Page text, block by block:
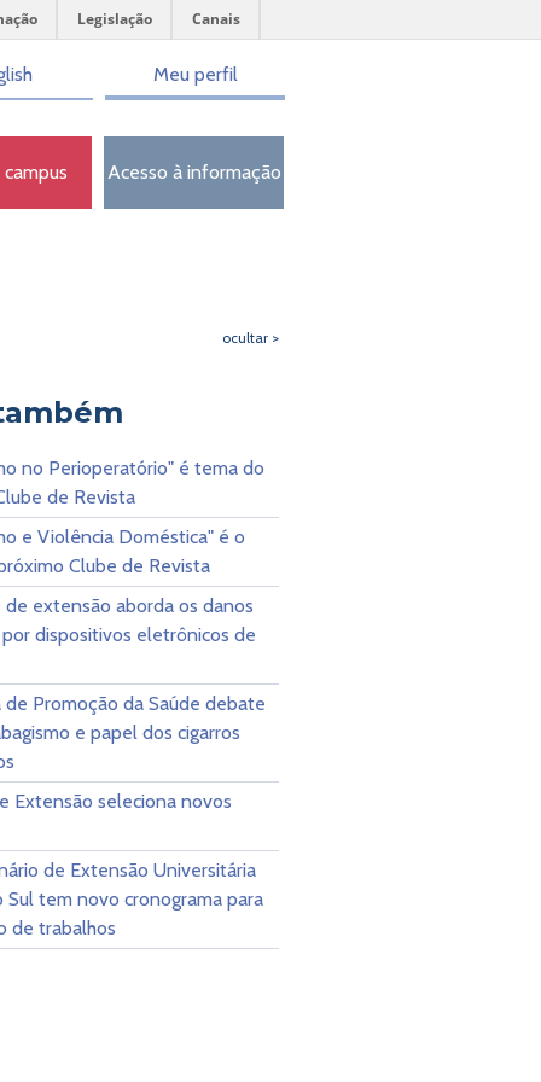
Legislação Canais
Meu perfil
Acesso à informação
ocultar >
no Perioperatório" é tema do
de Revista
e Violência Doméstica" é o
Clube de Revista
extensão aborda os danos
por dispositivos eletrônicos de
de Promoção da Saúde debate
e papel dos cigarros
Extensão seleciona novos
de Extensão Universitária
Sul tem novo cronograma para
de trabalhos